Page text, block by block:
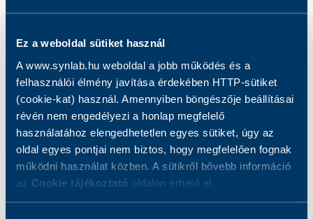
Ez a weboldal sütiket használ
A www.synlab.hu weboldal a jobb működés és a
felhasználói élmény javítása érdekében HTTP-sütiket
(cookie-kat) használ. Amennyiben böngészője beállításai
révén nem engedélyezi a honlap megfelelő
használatához elengedhetetlen egyes sütiket, úgy az
oldal egyes pontjai nem biztos, hogy megfelelően fognak
működni használat közben. A sütikről bővebb információ
az Cookie tájékoztató oldalon érhető el.
Alex multiplex allergiavizsgálat
allergológus szakorvosi konzultációval
81 000 Ft